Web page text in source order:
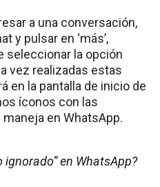
a una conversación,
y pulsar en ‘más’,
seleccionar la opción
vez realizadas estas
en la pantalla de inicio de
íconos con las
en WhatsApp.
ignorado” en WhatsApp?